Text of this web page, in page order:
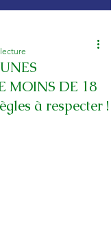
MOINS DE 18
à respecter !